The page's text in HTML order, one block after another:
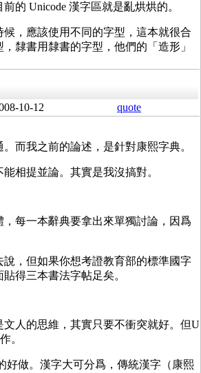
的 Unicode 漢字區就是亂烘烘的。
，應該使用不同的字型，這本就很合
隸書用隸書的字型，他們的「造形」
10-12 quote
而我之前的論述，是針對康熙字典。
相提並論。其實是我沒搞對。
每一本辭典要拿出來單獨討論，因爲
說，但如果你想考證教育部的標準國字
得三本書法字帖足矣。
人的思維，其實只要不衝突就好。但U
。
好做。漢字大可分爲，傳統漢字（康熙